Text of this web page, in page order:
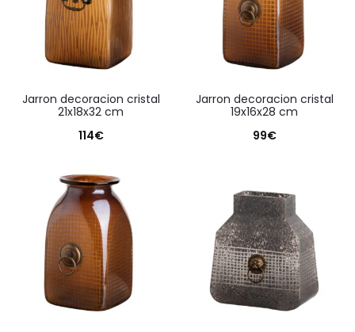
jarron decoracion cristal
21x18x32 cm
114€
jarron decoracion cristal
19x16x28 cm
99€